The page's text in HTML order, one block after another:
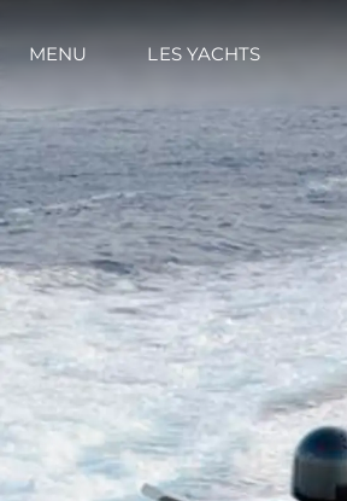
MENU LES YACHTS